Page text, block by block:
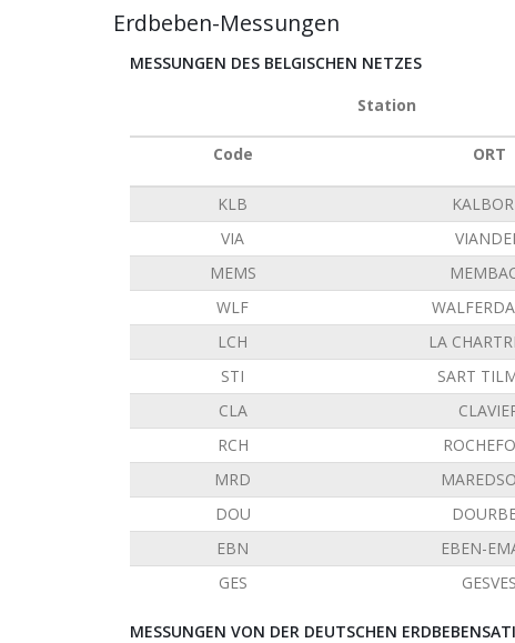
Erdbeben-Messungen
MESSUNGEN DES BELGISCHEN NETZES
Station
Code ORT
KLB
VIA
MEMS
WLF
LCH
LA
STI
SART
CLA
RCH
MRD
DOU
EBN
EBEN-
GES
GESVES
MESSUNGEN VON DER DEUTSCHEN